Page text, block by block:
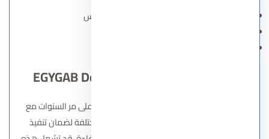
مول ذا فونت التجمع الخامس
شركة إيجي جاب للتطوير العقاري قد تعاونت على مر السنوات مع
عدد من الشركات المتخصصة في مجالات مختلفة لضمان تنفيذ